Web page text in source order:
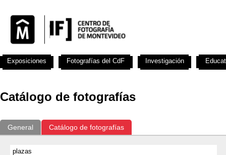
Catálogo de fotografías
General Catálogo de fotografías
Exposiciones Fotografías del CdF Investigación